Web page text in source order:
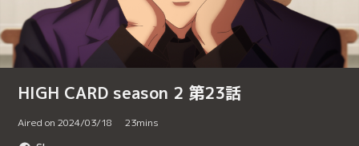
HIGH CARD season 2 第23話
Aired on 2024/03/18 23mins